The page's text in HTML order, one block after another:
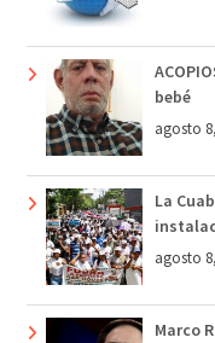
bebé
agosto
La
agosto
Marco